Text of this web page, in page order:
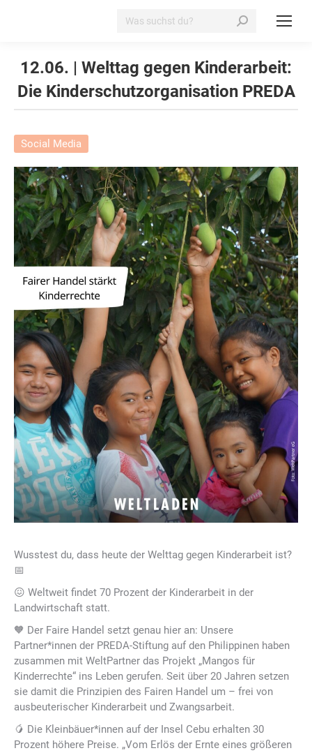
Search:
12.06. | Welttag gegen Kinderarbeit:
Die Kinderschutzorganisation PREDA
Social Media
Wusstest du, dass heute der Welttag gegen Kinderarbeit ist?
📅
😖 Weltweit findet 70 Prozent der Kinderarbeit in der
Landwirtschaft statt.
🧡 Der Faire Handel setzt genau hier an: Unsere
Partner*innen der PREDA-Stiftung auf den Philippinen haben
zusammen mit WeltPartner das Projekt „Mangos für
Kinderrechte“ ins Leben gerufen. Seit über 20 Jahren setzen
sie damit die Prinzipien des Fairen Handel um – frei von
ausbeuterischer Kinderarbeit und Zwangsarbeit.
🥭 Die Kleinbäuer*innen auf der Insel Cebu erhalten 30
Prozent höhere Preise. „Vom Erlös der Ernte eines größeren